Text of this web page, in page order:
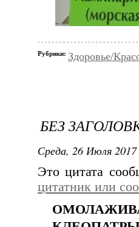
Рубрики: Здоровье/
БЕЗ
Среда, 26 Июля
Это цитата
цитатник или